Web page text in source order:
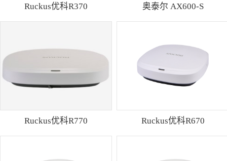
Ruckus优科R370 奥泰尔 AX600-S
Ruckus优科R770 Ruckus优科R670